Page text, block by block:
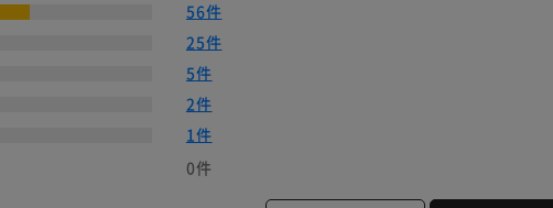
56件
25件
5件
2件
1件
0件